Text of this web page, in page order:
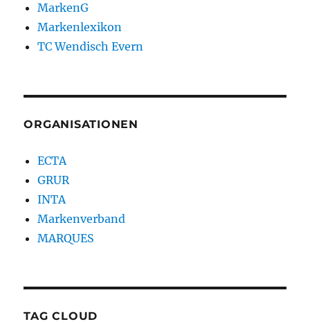
MarkenG
Markenlexikon
TC Wendisch Evern
ORGANISATIONEN
ECTA
GRUR
INTA
Markenverband
MARQUES
TAG CLOUD